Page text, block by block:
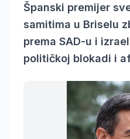
Španski premijer
samitima u Briselu
prema SAD-u i
političkoj blokadi i